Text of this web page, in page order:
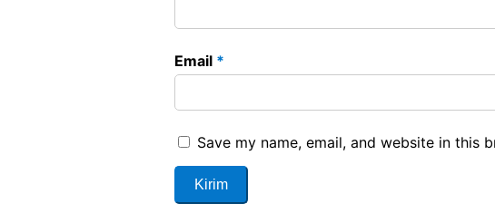
Email *
Save my name, email, and website in this